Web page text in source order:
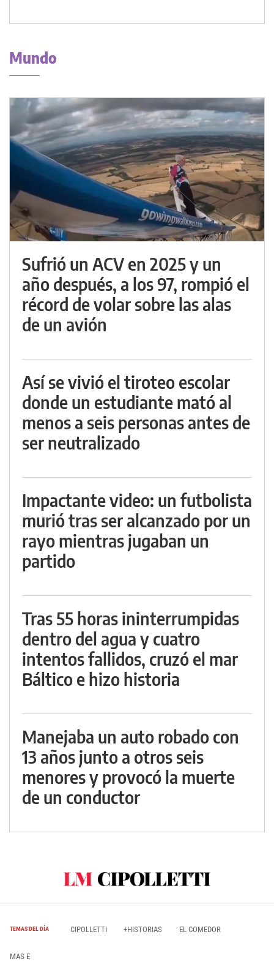
Mundo
Sufrió un ACV en 2025 y un
año después, a los 97, rompió el
récord de volar sobre las alas
de un avión
Así se vivió el tiroteo escolar
donde un estudiante mató al
menos a seis personas antes de
ser neutralizado
Impactante video: un futbolista
murió tras ser alcanzado por un
rayo mientras jugaban un
partido
Tras 55 horas ininterrumpidas
dentro del agua y cuatro
intentos fallidos, cruzó el mar
Báltico e hizo historia
Manejaba un auto robado con
13 años junto a otros seis
menores y provocó la muerte
de un conductor
TEMAS DEL DÍA CIPOLLETTI +HISTORIAS EL COMEDOR
MAS E